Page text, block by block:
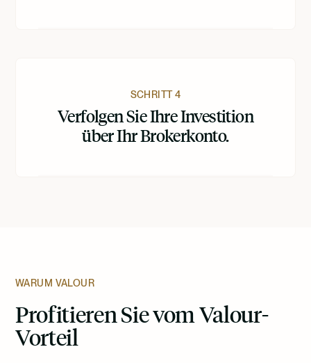
SCHRITT 4
Verfolgen Sie Ihre Investition
über Ihr Brokerkonto.
WARUM VALOUR
Profitieren Sie vom Valour-
Vorteil